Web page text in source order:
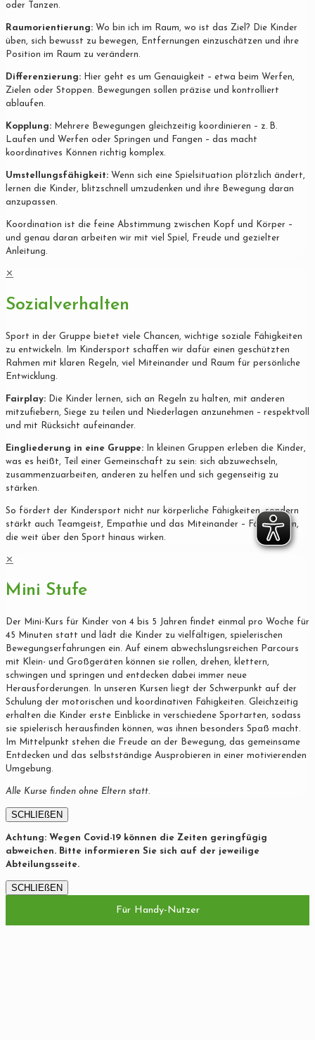
oder Tanzen.
Raumorientierung: Wo bin ich im Raum, wo ist das Ziel? Die Kinder
üben, sich bewusst zu bewegen, Entfernungen einzuschätzen und ihre
Position im Raum zu verändern.
Differenzierung: Hier geht es um Genauigkeit – etwa beim Werfen,
Zielen oder Stoppen. Bewegungen sollen präzise und kontrolliert
ablaufen.
Kopplung: Mehrere Bewegungen gleichzeitig koordinieren – z. B.
Laufen und Werfen oder Springen und Fangen – das macht
koordinatives Können richtig komplex.
Umstellungsfähigkeit: Wenn sich eine Spielsituation plötzlich ändert,
lernen die Kinder, blitzschnell umzudenken und ihre Bewegung daran
anzupassen.
Koordination ist die feine Abstimmung zwischen Kopf und Körper –
und genau daran arbeiten wir mit viel Spiel, Freude und gezielter
Anleitung.
✕
Sozialverhalten
Sport in der Gruppe bietet viele Chancen, wichtige soziale Fähigkeiten
zu entwickeln. Im Kindersport schaffen wir dafür einen geschützten
Rahmen mit klaren Regeln, viel Miteinander und Raum für persönliche
Entwicklung.
Fairplay: Die Kinder lernen, sich an Regeln zu halten, mit anderen
mitzufiebern, Siege zu teilen und Niederlagen anzunehmen – respektvoll
und mit Rücksicht aufeinander.
Eingliederung in eine Gruppe: In kleinen Gruppen erleben die Kinder,
was es heißt, Teil einer Gemeinschaft zu sein: sich abzuwechseln,
zusammenzuarbeiten, anderen zu helfen und sich gegenseitig zu
stärken.
So fördert der Kindersport nicht nur körperliche Fähigkeiten, sondern
stärkt auch Teamgeist, Empathie und das Miteinander – Fähigkeiten,
die weit über den Sport hinaus wirken.
✕
Mini Stufe
Der Mini-Kurs für Kinder von 4 bis 5 Jahren findet einmal pro Woche für
45 Minuten statt und lädt die Kinder zu vielfältigen, spielerischen
Bewegungserfahrungen ein. Auf einem abwechslungsreichen Parcours
mit Klein- und Großgeräten können sie rollen, drehen, klettern,
schwingen und springen und entdecken dabei immer neue
Herausforderungen. In unseren Kursen liegt der Schwerpunkt auf der
Schulung der motorischen und koordinativen Fähigkeiten. Gleichzeitig
erhalten die Kinder erste Einblicke in verschiedene Sportarten, sodass
sie spielerisch herausfinden können, was ihnen besonders Spaß macht.
Im Mittelpunkt stehen die Freude an der Bewegung, das gemeinsame
Entdecken und das selbstständige Ausprobieren in einer motivierenden
Umgebung.
Alle Kurse finden ohne Eltern statt.
SCHLIEßEN
Achtung: Wegen Covid-19 können die Zeiten geringfügig
abweichen. Bitte informieren Sie sich auf der jeweilige
Abteilungsseite.
SCHLIEßEN
Für Handy-Nutzer